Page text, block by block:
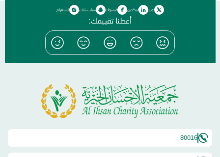
تويتر لينكدين فيسبوك سناب شات انستغرام
أعطنا تقييمك:
80016